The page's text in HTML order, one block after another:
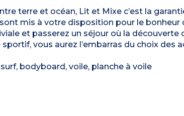
terre et océan, Lit et Mixe c’est la
mis à votre disposition pour le bonheur
et passerez un séjour où la
vous aurez l’embarras du choix des
bodyboard, voile, planche à voile